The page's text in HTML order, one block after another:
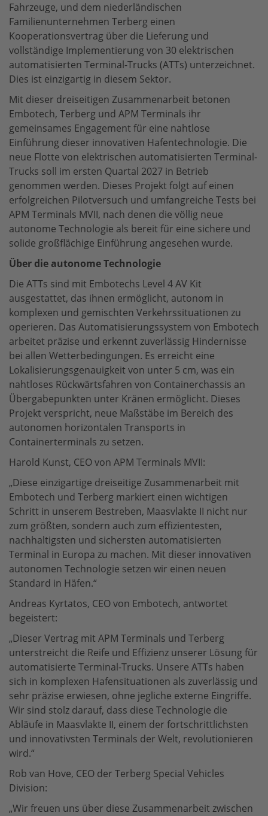
Fahrzeuge, und dem niederländischen
Familienunternehmen Terberg einen
Kooperationsvertrag über die Lieferung und
vollständige Implementierung von 30 elektrischen
automatisierten Terminal-Trucks (ATTs) unterzeichnet.
Dies ist einzigartig in diesem Sektor.
Mit dieser dreiseitigen Zusammenarbeit betonen
Embotech, Terberg und APM Terminals ihr
gemeinsames Engagement für eine nahtlose
Einführung dieser innovativen Hafentechnologie. Die
neue Flotte von elektrischen automatisierten Terminal-
Trucks soll im ersten Quartal 2027 in Betrieb
genommen werden. Dieses Projekt folgt auf einen
erfolgreichen Pilotversuch und umfangreiche Tests bei
APM Terminals MVII, nach denen die völlig neue
autonome Technologie als bereit für eine sichere und
solide großflächige Einführung angesehen wurde.
Über die autonome Technologie
Die ATTs sind mit Embotechs Level 4 AV Kit
ausgestattet, das ihnen ermöglicht, autonom in
komplexen und gemischten Verkehrssituationen zu
operieren. Das Automatisierungssystem von Embotech
arbeitet präzise und erkennt zuverlässig Hindernisse
bei allen Wetterbedingungen. Es erreicht eine
Lokalisierungsgenauigkeit von unter 5 cm, was ein
nahtloses Rückwärtsfahren von Containerchassis an
Übergabepunkten unter Kränen ermöglicht. Dieses
Projekt verspricht, neue Maßstäbe im Bereich des
autonomen horizontalen Transports in
Containerterminals zu setzen.
Harold Kunst, CEO von APM Terminals MVII:
„Diese einzigartige dreiseitige Zusammenarbeit mit
Embotech und Terberg markiert einen wichtigen
Schritt in unserem Bestreben, Maasvlakte II nicht nur
zum größten, sondern auch zum effizientesten,
nachhaltigsten und sichersten automatisierten
Terminal in Europa zu machen. Mit dieser innovativen
autonomen Technologie setzen wir einen neuen
Standard in Häfen.“
Andreas Kyrtatos, CEO von Embotech, antwortet
begeistert:
„Dieser Vertrag mit APM Terminals und Terberg
unterstreicht die Reife und Effizienz unserer Lösung für
automatisierte Terminal-Trucks. Unsere ATTs haben
sich in komplexen Hafensituationen als zuverlässig und
sehr präzise erwiesen, ohne jegliche externe Eingriffe.
Wir sind stolz darauf, dass diese Technologie die
Abläufe in Maasvlakte II, einem der fortschrittlichsten
und innovativsten Terminals der Welt, revolutionieren
wird.“
Rob van Hove, CEO der Terberg Special Vehicles
Division:
„Wir freuen uns über diese Zusammenarbeit zwischen